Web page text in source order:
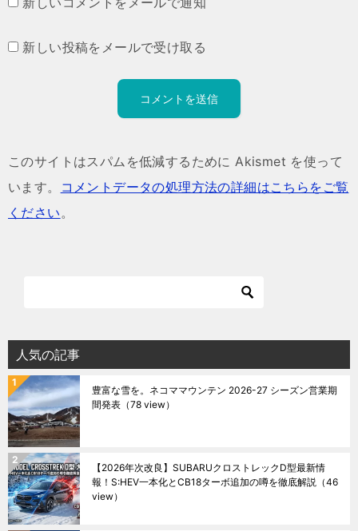
新しい投稿をメールで受け取る
このサイトはスパムを低減するために Akismet を使って
います。
コメントデータの処理方法の詳細はこちらをご覧
ください。
人気の記事
豊富な雪を。ネコママウンテン 2026-27 シーズン営業期
間発表 （78 view）
【2026年次改良】SUBARUクロストレックD型最新情
報！S:HEV一本化とCB18ターボ追加の噂を徹底解説 （46
view）